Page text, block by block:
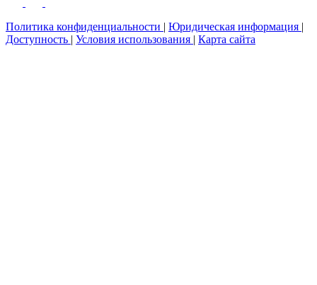
Политика конфиденциальности | Юридическая информация |
Доступность | Условия использования | Карта сайта